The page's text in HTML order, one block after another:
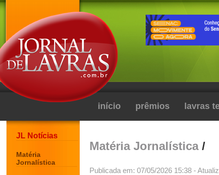
início prêmios lavras
JL Notícias
Matéria
Jornalística
Matéria Jornalística/
Publicada em: 07/05/2026 15:38 -